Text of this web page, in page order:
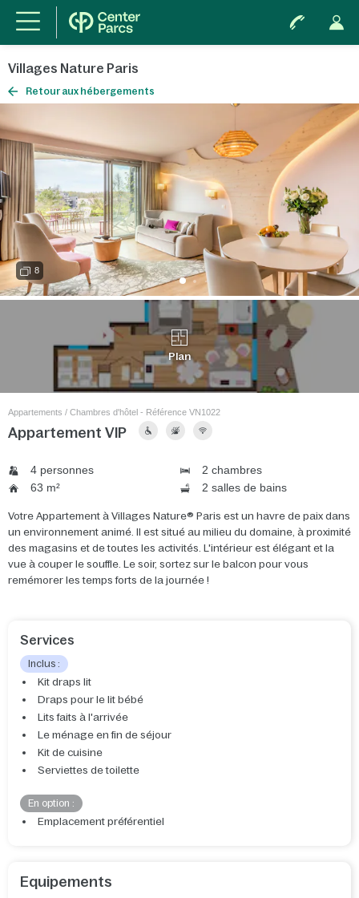
Villages Nature Paris
Retour aux hébergements
8
Plan
Appartements / Chambres d'hôtel - Référence VN1022
Appartement VIP
4 personnes
2 chambres
63 m²
2 salles de bains
Votre Appartement à Villages Nature® Paris est un havre de paix dans
un environnement animé. Il est situé au milieu du domaine, à proximité
des magasins et de toutes les activités. L'intérieur est élégant et la
vue à couper le souffle. Le soir, sortez sur le balcon pour vous
remémorer les temps forts de la journée !
Services
Inclus :
Kit draps lit
Draps pour le lit bébé
Lits faits à l'arrivée
Le ménage en fin de séjour
Kit de cuisine
Serviettes de toilette
En option :
Emplacement préférentiel
Equipements